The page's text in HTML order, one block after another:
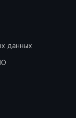
данных